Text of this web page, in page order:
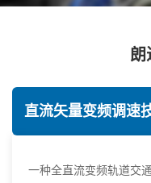
朗
直流矢量变频调速
一种全直流变频轨道交